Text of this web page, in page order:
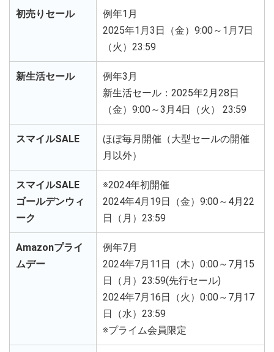
初売りセール
例年1月
2025年1月3日（金）9:00～1月7日
（火）23:59
新生活セール
例年3月
新生活セール：2025年2月28日
（金）9:00～3月4日（火） 23:59
スマイルSALE
ほぼ毎月開催（大型セールの開催
月以外）
スマイルSALE
ゴールデンウィ
ーク
※2024年初開催
2024年4月19日（金）9:00～4月22
日（月）23:59
Amazonプライ
ムデー
例年7月
2024年7月11日（木）0:00～7月15
日（月）23:59(先行セール)
2024年7月16日（火）0:00～7️月17
日（水）23:59
※プライム会員限定